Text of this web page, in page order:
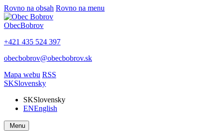
Rovno na obsah Rovno na menu
ObecBobrov
+421 435 524 397
obecbobrov@obecbobrov.sk
Mapa webu RSS
SKSlovensky
SKSlovensky
ENEnglish
Menu